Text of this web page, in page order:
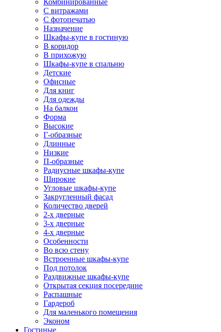
Комбинированные
С витражами
С фотопечатью
Назначение
Шкафы-купе в гостиную
В коридор
В прихожую
Шкафы-купе в спальню
Детские
Офисные
Для книг
Для одежды
На балкон
Форма
Высокие
Г-образные
Длинные
Низкие
П-образные
Радиусные шкафы-купе
Широкие
Угловые шкафы-купе
Закругленный фасад
Количество дверей
2-х дверные
3-х дверные
4-х дверные
Особенности
Во всю стену
Встроенные шкафы-купе
Под потолок
Раздвижные шкафы-купе
Открытая секция посередине
Распашные
Гардероб
Для маленького помещения
Эконом
Гостиные